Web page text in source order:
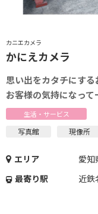
カニエカメラ
かにえカメラ
思い出をカタチにする
お客様の気持になって
生活・サービス
写真館 現像所
エリア
愛知
最寄り駅
近鉄